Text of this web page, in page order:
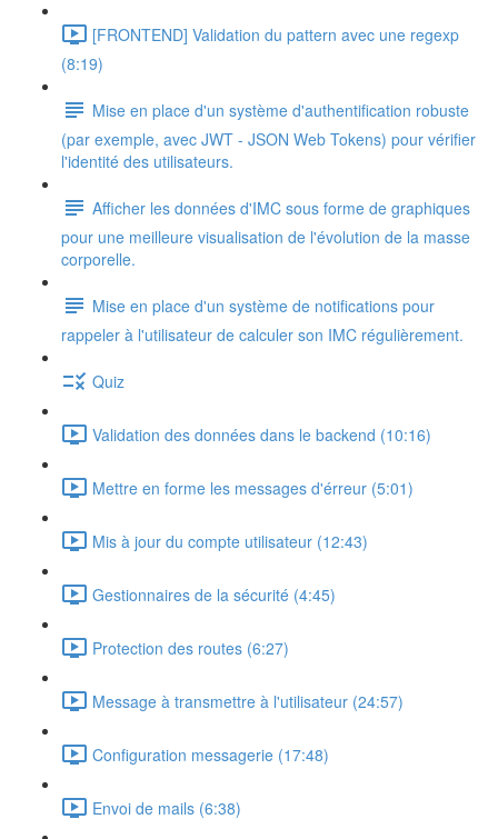
[FRONTEND] Validation du pattern avec une regexp
(8:19)
Mise en place d'un système d'authentification robuste
(par exemple, avec JWT - JSON Web Tokens) pour vérifier
l'identité des utilisateurs.
Afficher les données d'IMC sous forme de graphiques
pour une meilleure visualisation de l'évolution de la masse
corporelle.
Mise en place d'un système de notifications pour
rappeler à l'utilisateur de calculer son IMC régulièrement.
Quiz
Validation des données dans le backend (10:16)
Mettre en forme les messages d'érreur (5:01)
Mis à jour du compte utilisateur (12:43)
Gestionnaires de la sécurité (4:45)
Protection des routes (6:27)
Message à transmettre à l'utilisateur (24:57)
Configuration messagerie (17:48)
Envoi de mails (6:38)